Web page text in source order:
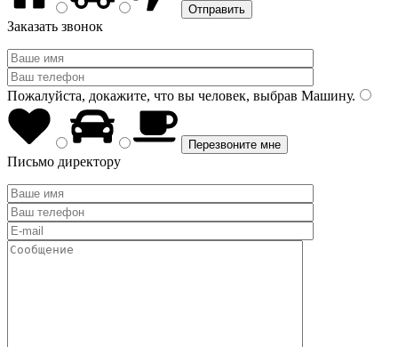
Заказать звонок
Пожалуйста, докажите, что вы человек, выбрав Машину.
Письмо директору